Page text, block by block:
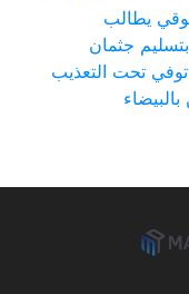
يطالب
بتسليم جثمان
تحت التعذيب